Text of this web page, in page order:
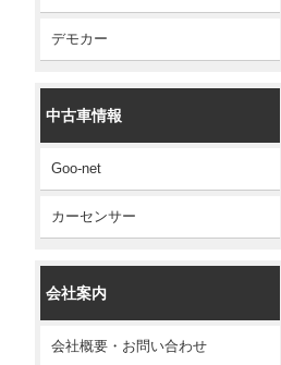
デモカー
中古車情報
Goo-net
カーセンサー
会社案内
会社概要・お問い合わせ